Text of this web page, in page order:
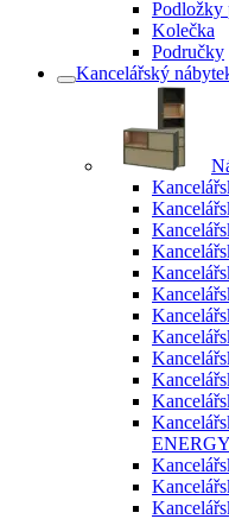
Podložky
Kolečka
Područky
Kancelářský
ENERGY